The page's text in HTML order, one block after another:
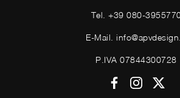
Tel. +39 080-
E-Mail.
P.IVA 07844300728